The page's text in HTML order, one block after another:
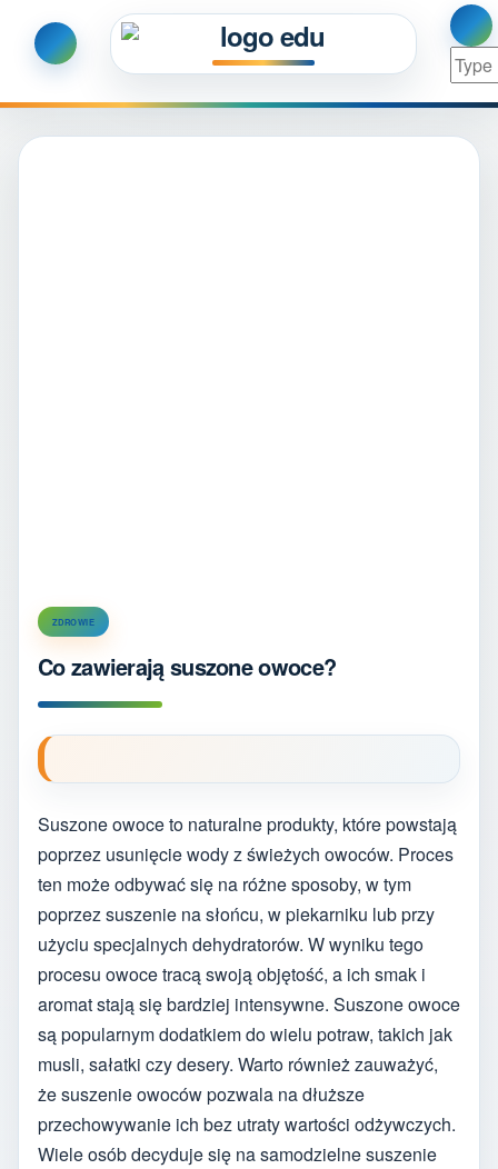
ZDROWIE
Co zawierają suszone owoce?
Suszone owoce to naturalne produkty, które powstają
poprzez usunięcie wody z świeżych owoców. Proces
ten może odbywać się na różne sposoby, w tym
poprzez suszenie na słońcu, w piekarniku lub przy
użyciu specjalnych dehydratorów. W wyniku tego
procesu owoce tracą swoją objętość, a ich smak i
aromat stają się bardziej intensywne. Suszone owoce
są popularnym dodatkiem do wielu potraw, takich jak
musli, sałatki czy desery. Warto również zauważyć,
że suszenie owoców pozwala na dłuższe
przechowywanie ich bez utraty wartości odżywczych.
Wiele osób decyduje się na samodzielne suszenie